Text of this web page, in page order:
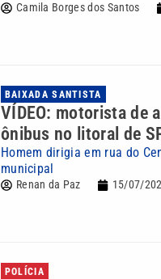
Camila Borges dos Santos
BAIXADA SANTISTA
VÍDEO: motorista de
ônibus no litoral de
Homem dirigia em rua do
municipal
Renan da Paz 15/07/
POLÍCIA